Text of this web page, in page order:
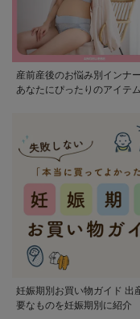
産前産後のお悩み別インナ
あなたにぴったりのアイテ
妊娠期別お買い物ガイド 出
要なものを妊娠期別に紹介